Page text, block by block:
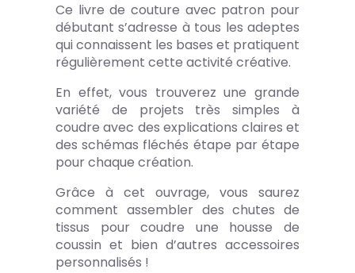
Ce livre de couture avec patron pour
débutant s’adresse à tous les adeptes
qui connaissent les bases et pratiquent
régulièrement cette activité créative.
En effet, vous trouverez une grande
variété de projets très simples à
coudre avec des explications claires et
des schémas fléchés étape par étape
pour chaque création.
Grâce à cet ouvrage, vous saurez
comment assembler des chutes de
tissus pour coudre une housse de
coussin et bien d’autres accessoires
personnalisés !